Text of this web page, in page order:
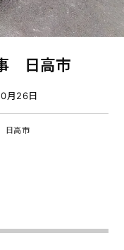
日高市
月26日
日高市